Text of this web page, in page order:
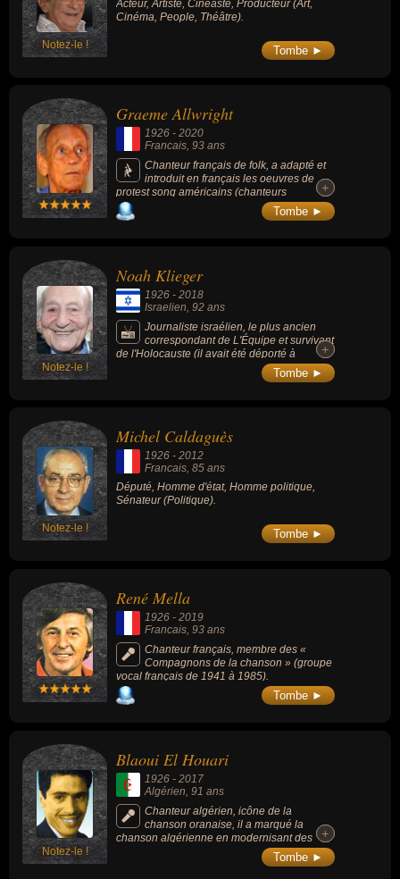
Notez-le !
Acteur, Artiste, Cinéaste, Producteur (Art,
Cinéma, People, Théâtre).
Tombe ►
Graeme Allwright
1926 - 2020
Francais, 93 ans
Chanteur français de folk, a adapté et
introduit en français les oeuvres de
protest song américains (chanteurs
contestataires comme Woody Guthrie et Pete
Seeger), ainsi que de nombreuses chansons
+
+
Tombe ►
Notez-le !
Noah Klieger
1926 - 2018
Israelien, 92 ans
Journaliste israélien, le plus ancien
correspondant de L'Équipe et survivant
de l'Holocauste (il avait été déporté à
Auschwitz et avait eu la vie sauve en
participant à des combats de boxe).
+
+
Tombe ►
Notez-le !
Michel Caldaguès
1926 - 2012
Francais, 85 ans
Député, Homme d'état, Homme politique,
Sénateur (Politique).
Tombe ►
René Mella
1926 - 2019
Francais, 93 ans
Chanteur français, membre des «
Compagnons de la chanson » (groupe
vocal français de 1941 à 1985).
Tombe ►
Notez-le !
Blaoui El Houari
1926 - 2017
Algérien , 91 ans
Chanteur algérien, icône de la
chanson oranaise, il a marqué la
chanson algérienne en modernisant des
styles traditionnels comme le Bédoui ou le
Raï. Il est également l'un des fondateurs
+
+
Tombe ►